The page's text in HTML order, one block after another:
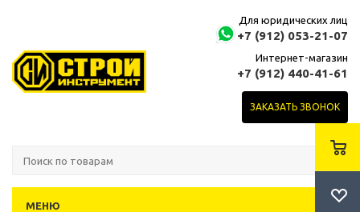
Для юридических лиц
+7 (912) 053-21-07
Интернет-магазин
+7 (912) 440-41-61
ЗАКАЗАТЬ ЗВОНОК
МЕНЮ